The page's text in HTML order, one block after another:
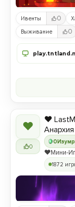
Ивенты 0
Выживание 0
❤
0
0
❤️
❤️Мини-
1872